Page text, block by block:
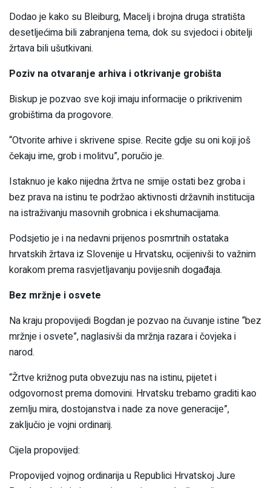
Dodao je kako su Bleiburg, Macelj i brojna druga stratišta
desetljećima bili zabranjena tema, dok su svjedoci i obitelji
žrtava bili ušutkivani.
Poziv na otvaranje arhiva i otkrivanje grobišta
Biskup je pozvao sve koji imaju informacije o prikrivenim
grobištima da progovore.
“Otvorite arhive i skrivene spise. Recite gdje su oni koji još
čekaju ime, grob i molitvu”, poručio je.
Istaknuo je kako nijedna žrtva ne smije ostati bez groba i
bez prava na istinu te podržao aktivnosti državnih institucija
na istraživanju masovnih grobnica i ekshumacijama.
Podsjetio je i na nedavni prijenos posmrtnih ostataka
hrvatskih žrtava iz Slovenije u Hrvatsku, ocijenivši to važnim
korakom prema rasvjetljavanju povijesnih događaja.
Bez mržnje i osvete
Na kraju propovijedi Bogdan je pozvao na čuvanje istine “bez
mržnje i osvete”, naglasivši da mržnja razara i čovjeka i
narod.
“Žrtve križnog puta obvezuju nas na istinu, pijetet i
odgovornost prema domovini. Hrvatsku trebamo graditi kao
zemlju mira, dostojanstva i nade za nove generacije”,
zaključio je vojni ordinarij.
Cijela propovijed:
Propovijed vojnog ordinarija u Republici Hrvatskoj Jure